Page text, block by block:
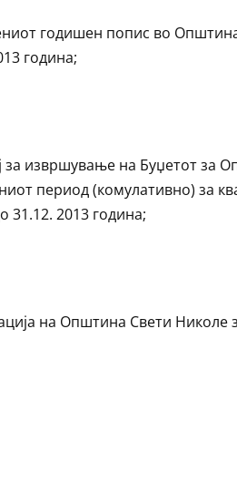
годишен попис во
година;
за извршување на Буџетот за
период (комулативно) за
31.12. 2013 година;
на Општина Свети Николе